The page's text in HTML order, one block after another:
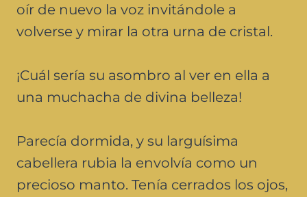
oír de nuevo la voz invitándole a
volverse y mirar la otra urna de cristal.
¡Cuál sería su asombro al ver en ella a
una muchacha de divina belleza!
Parecía dormida, y su larguísima
cabellera rubia la envolvía como un
precioso manto. Tenía cerrados los ojos,